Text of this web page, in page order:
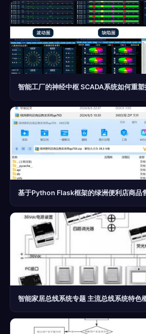
智能家居总线系统专题 主流总线系统特色